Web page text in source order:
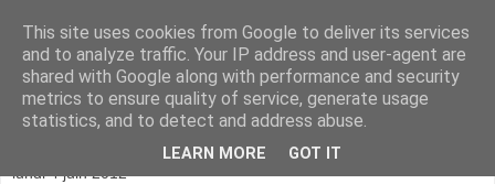
lundi 4 juin 2012
This site uses cookies from Google to deliver its services
and to analyze traffic. Your IP address and user-agent are
shared with Google along with performance and security
metrics to ensure quality of service, generate usage
statistics, and to detect and address abuse.
LEARN MORE GOT IT